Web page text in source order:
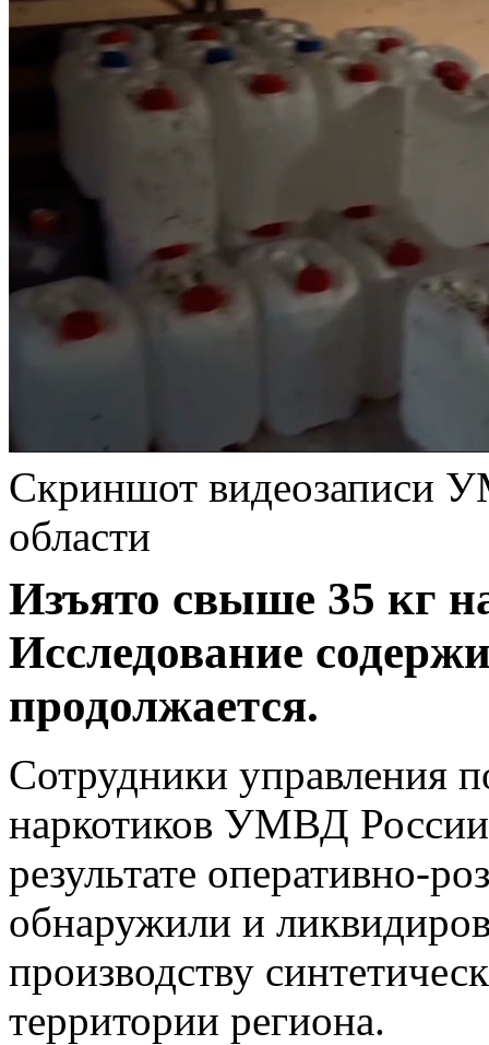
Скриншот видеозаписи
области
Изъято свыше 35 кг
Исследование
продолжается.
Сотрудники управления
наркотиков УМВД России
результате оперативно-
обнаружили и
производству
территории региона.